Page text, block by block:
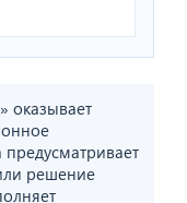
оказывает
решение